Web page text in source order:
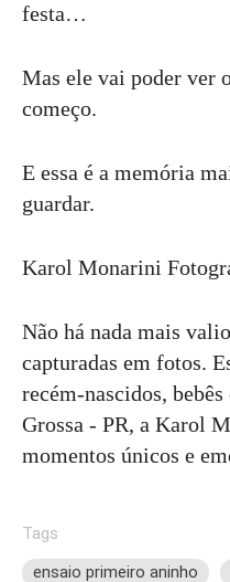
festa…
Mas ele vai poder ver
começo.
E essa é a memória
guardar.
Karol Monarini
Não há nada mais
capturadas em fotos.
recém-nascidos,
Grossa - PR, a Karol
momentos únicos e
Tags
ensaio primeiro aninho